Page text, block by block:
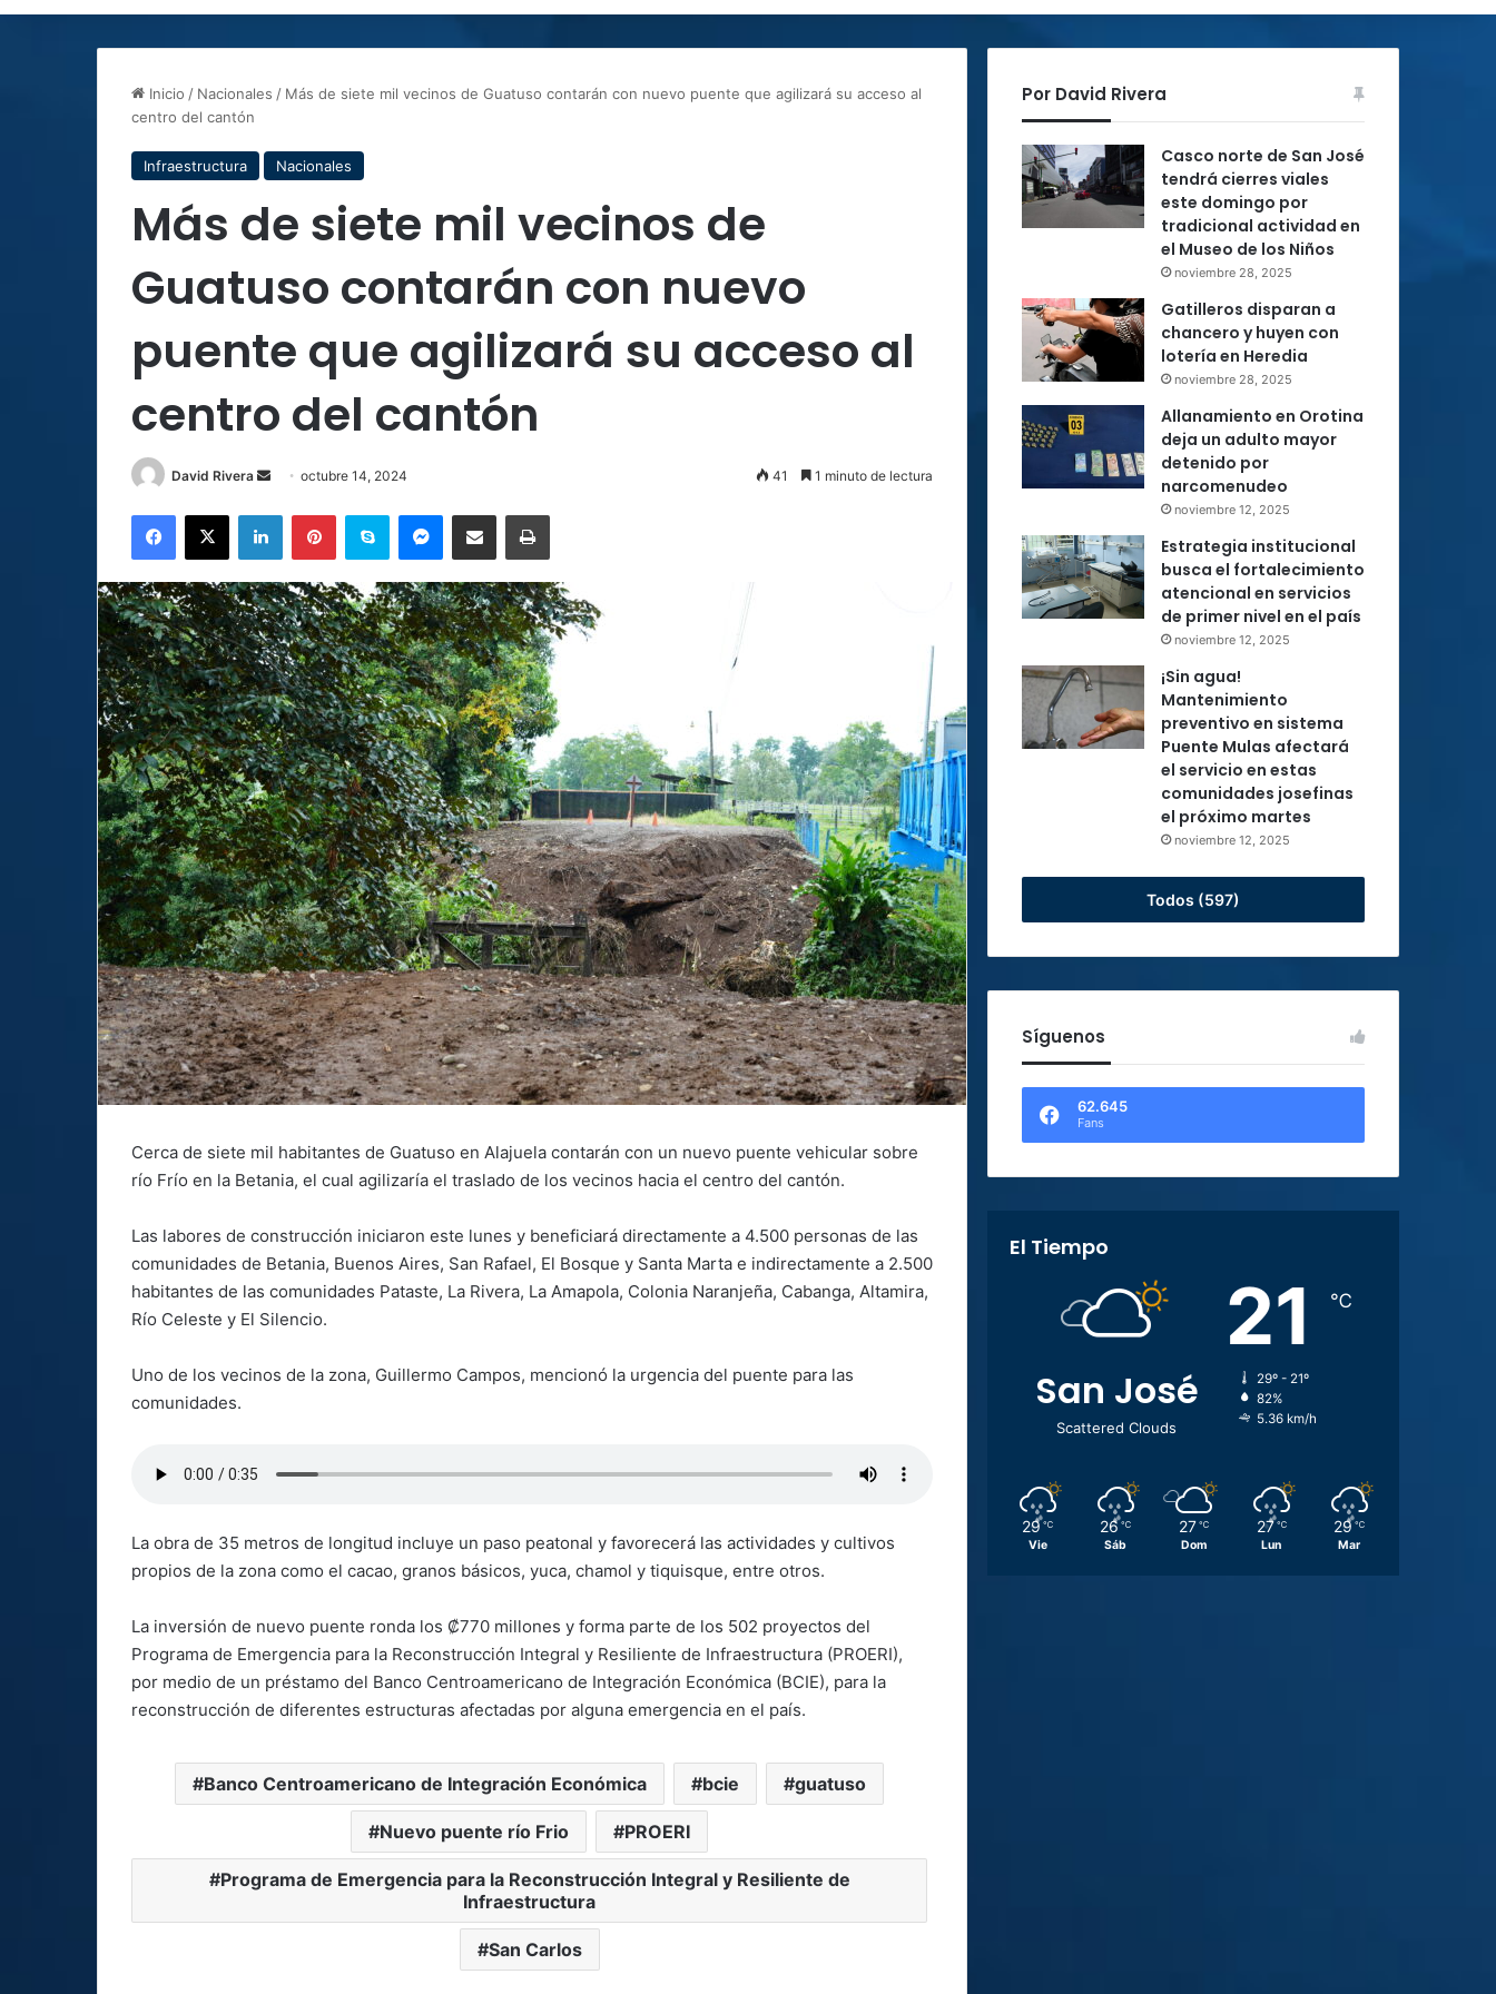
Inicio / Nacionales / Más de siete mil vecinos de Guatuso contarán con nuevo puente que agilizará su acceso al
centro del cantón
Infraestructura Nacionales
Más de siete mil vecinos de
Guatuso contarán con nuevo
puente que agilizará su acceso al
centro del cantón
David Rivera
Sendoctubre 14, 2024 41 1 minuto de lectura
Facebook
X LinkedInPinterestSkype MessengerCompartir por correo electrónicoImprimir
Cerca de siete mil habitantes de Guatuso en Alajuela contarán con un nuevo puente vehicular sobre
río Frío en la Betania, el cual agilizaría el traslado de los vecinos hacia el centro del cantón.
Las labores de construcción iniciaron este lunes y beneficiará directamente a 4.500 personas de las
comunidades de Betania, Buenos Aires, San Rafael, El Bosque y Santa Marta e indirectamente a 2.500
habitantes de las comunidades Pataste, La Rivera, La Amapola, Colonia Naranjeña, Cabanga, Altamira,
Río Celeste y El Silencio.
Uno de los vecinos de la zona, Guillermo Campos, mencionó la urgencia del puente para las
comunidades.
La obra de 35 metros de longitud incluye un paso peatonal y favorecerá las actividades y cultivos
propios de la zona como el cacao, granos básicos, yuca, chamol y tiquisque, entre otros.
La inversión de nuevo puente ronda los ₡770 millones y forma parte de los 502 proyectos del
Programa de Emergencia para la Reconstrucción Integral y Resiliente de Infraestructura (PROERI),
por medio de un préstamo del Banco Centroamericano de Integración Económica (BCIE), para la
reconstrucción de diferentes estructuras afectadas por alguna emergencia en el país.
Banco Centroamericano de Integración Económica bcie guatuso
Nuevo puente río Frio PROERI
Programa de Emergencia para la Reconstrucción Integral y Resiliente de
Infraestructura
San Carlos
Por David Rivera
Casco norte de San José
tendrá cierres viales
este domingo por
tradicional actividad en
el Museo de los Niños
noviembre 28, 2025
Gatilleros disparan a
chancero y huyen con
lotería en Heredia
noviembre 28, 2025
Allanamiento en Orotina
deja un adulto mayor
detenido por
narcomenudeo
noviembre 12, 2025
Estrategia institucional
busca el fortalecimiento
atencional en servicios
de primer nivel en el país
noviembre 12, 2025
¡Sin agua!
Mantenimiento
preventivo en sistema
Puente Mulas afectará
el servicio en estas
comunidades josefinas
el próximo martes
noviembre 12, 2025
Todos (597)
Síguenos
62.645
Fans
El Tiempo
San José
Scattered Clouds
21 ℃
29º - 21º
82%
5.36 km/h
29 ℃
Vie
26 ℃
Sáb
27 ℃
Dom
27 ℃
Lun
29 ℃
Mar